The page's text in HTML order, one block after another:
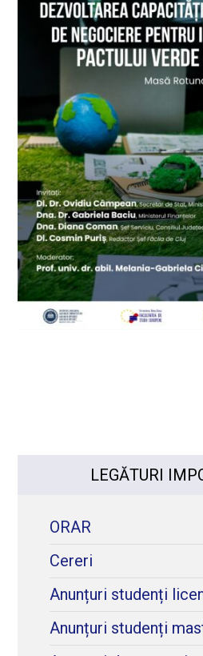
LEGĂTURI
ORAR
Cereri
Anunțuri studenți
Anunțuri studenți